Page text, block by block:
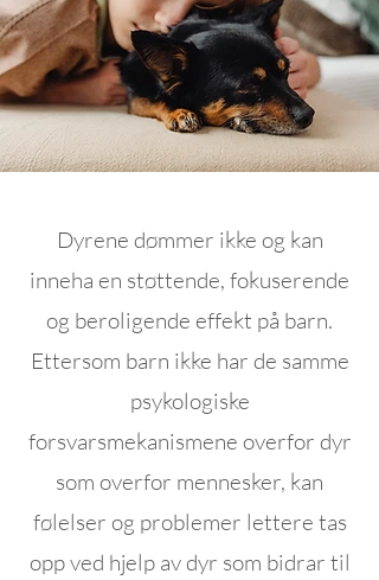
Dyrene dømmer ikke og kan
inneha en støttende, fokuserende
og beroligende effekt på barn.
Ettersom barn ikke har de samme
psykologiske
forsvarsmekanismene overfor dyr
som overfor mennesker, kan
følelser og problemer lettere tas
opp ved hjelp av dyr som bidrar til